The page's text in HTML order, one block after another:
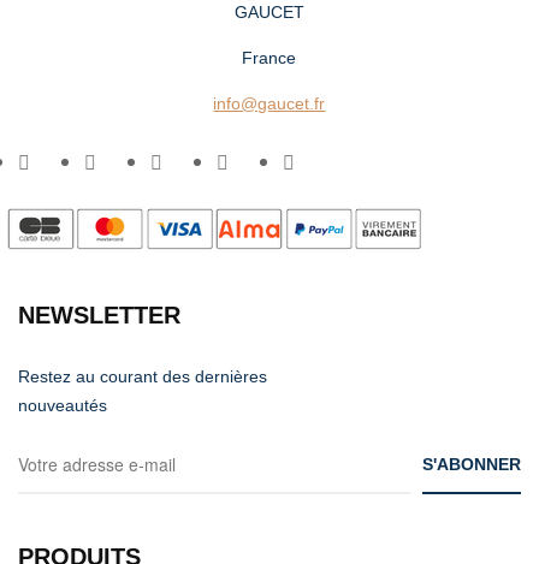
GAUCET
France
info@gaucet.fr
PRODUITS
NEWSLETTER
Restez au courant des dernières
nouveautés